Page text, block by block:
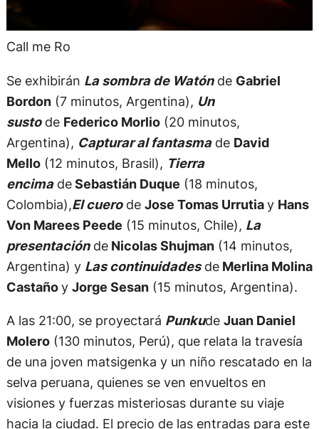
Call me Ro
Se exhibirán La sombra de Watónde Gabriel
Bordon(7 minutos, Argentina), Un
sustode Federico Morlio(20 minutos,
Argentina), Capturar al fantasmade David
Mello(12 minutos, Brasil), Tierra
encimadeSebastián Duque (18 minutos,
Colombia),El cuerode Jose Tomas Urrutiay Hans
Von Marees Peede (15 minutos, Chile), La
presentacióndeNicolas Shujman(14 minutos,
Argentina) y Las continuidadesdeMerlina Molina
Castañoy Jorge Sesan(15 minutos, Argentina).
A las 21:00, se proyectará Punkude Juan Daniel
Molero(130 minutos, Perú), que relata la travesía
de una joven matsigenka y un niño rescatado en la
selva peruana, quienes se ven envueltos en
visiones y fuerzas misteriosas durante su viaje
hacia la ciudad. El precio de las entradas para este